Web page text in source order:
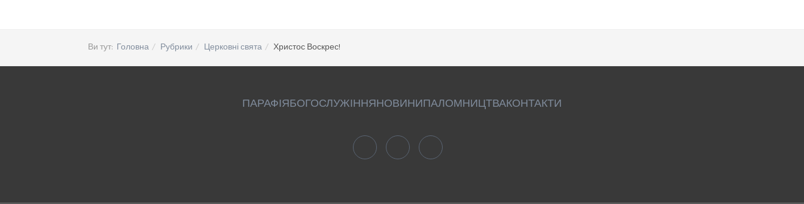
Ви тут: Головна Рубрики Церковні свята Христос Воскрес!
ПАРАФІЯБОГОСЛУЖІННЯНОВИНИПАЛОМНИЦТВАКОНТАКТИ